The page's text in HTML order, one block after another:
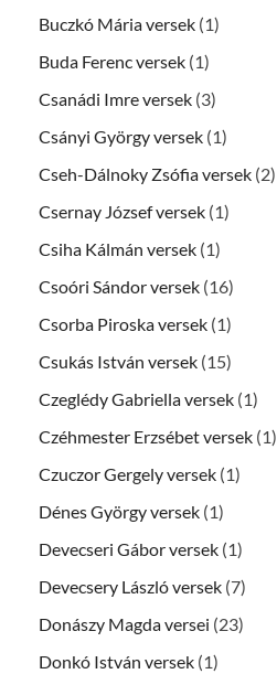
Buczkó Mária versek (1)
Buda Ferenc versek (1)
Csanádi Imre versek (3)
Csányi György versek (1)
Cseh-Dálnoky Zsófia versek (2)
Csernay József versek (1)
Csiha Kálmán versek (1)
Csoóri Sándor versek (16)
Csorba Piroska versek (1)
Csukás István versek (15)
Czeglédy Gabriella versek (1)
Czéhmester Erzsébet versek (1)
Czuczor Gergely versek (1)
Dénes György versek (1)
Devecseri Gábor versek (1)
Devecsery László versek (7)
Donászy Magda versei (23)
Donkó István versek (1)